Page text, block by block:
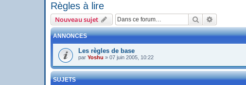
Règles à lire
Nouveau sujet Rechercher
ANNONCES
Les règles de base
par Yoshu » 07 juin 2005, 10:22
SUJETS